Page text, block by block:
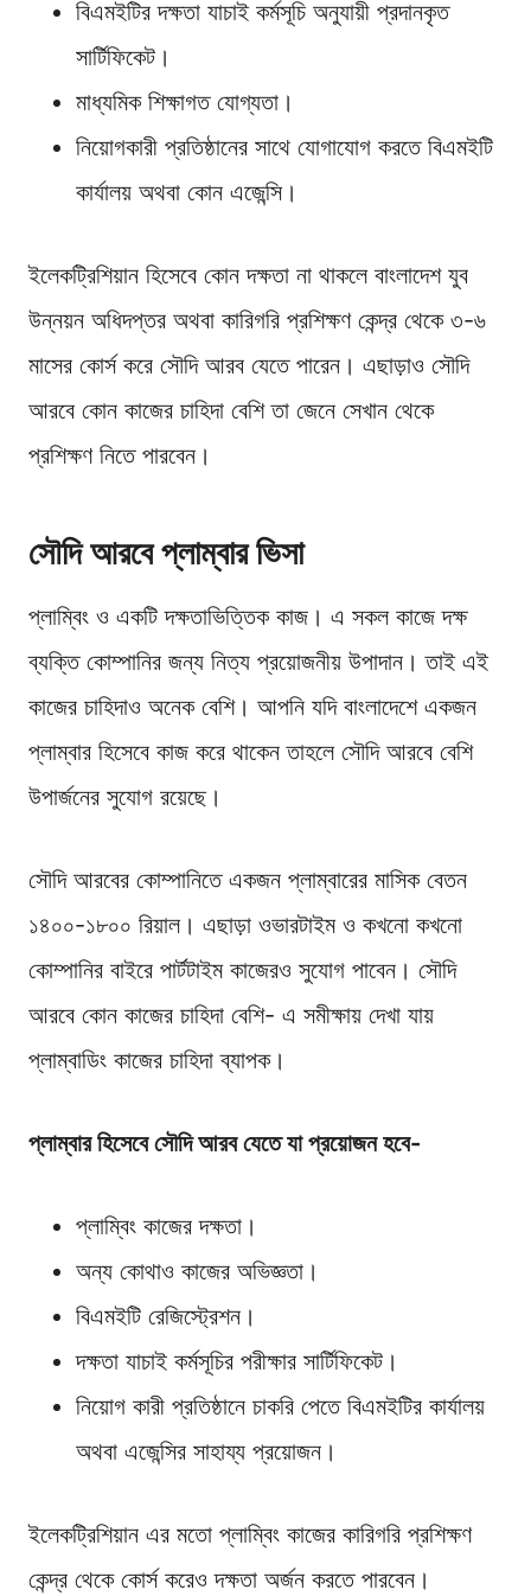
বিএমইটির দক্ষতা যাচাই কর্মসূচি অনুযায়ী প্রদানকৃত
সার্টিফিকেট।
মাধ্যমিক শিক্ষাগত যোগ্যতা।
নিয়োগকারী প্রতিষ্ঠানের সাথে যোগাযোগ করতে বিএমইটি
কার্যালয় অথবা কোন এজেন্সি।
ইলেকট্রিশিয়ান হিসেবে কোন দক্ষতা না থাকলে বাংলাদেশ যুব
উন্নয়ন অধিদপ্তর অথবা কারিগরি প্রশিক্ষণ কেন্দ্র থেকে ৩-৬
মাসের কোর্স করে সৌদি আরব যেতে পারেন। এছাড়াও সৌদি
আরবে কোন কাজের চাহিদা বেশি তা জেনে সেখান থেকে
প্রশিক্ষণ নিতে পারবেন।
সৌদি আরবে প্লাম্বার ভিসা
প্লাম্বিং ও একটি দক্ষতাভিত্তিক কাজ। এ সকল কাজে দক্ষ
ব্যক্তি কোম্পানির জন্য নিত্য প্রয়োজনীয় উপাদান। তাই এই
কাজের চাহিদাও অনেক বেশি। আপনি যদি বাংলাদেশে একজন
প্লাম্বার হিসেবে কাজ করে থাকেন তাহলে সৌদি আরবে বেশি
উপার্জনের সুযোগ রয়েছে।
সৌদি আরবের কোম্পানিতে একজন প্লাম্বারের মাসিক বেতন
১৪০০-১৮০০ রিয়াল। এছাড়া ওভারটাইম ও কখনো কখনো
কোম্পানির বাইরে পার্টটাইম কাজেরও সুযোগ পাবেন। সৌদি
আরবে কোন কাজের চাহিদা বেশি- এ সমীক্ষায় দেখা যায়
প্লাম্বাডিং কাজের চাহিদা ব্যাপক।
প্লাম্বার হিসেবে সৌদি আরব যেতে যা প্রয়োজন হবে-
প্লাম্বিং কাজের দক্ষতা।
অন্য কোথাও কাজের অভিজ্ঞতা।
বিএমইটি রেজিস্ট্রেশন।
দক্ষতা যাচাই কর্মসূচির পরীক্ষার সার্টিফিকেট।
নিয়োগ কারী প্রতিষ্ঠানে চাকরি পেতে বিএমইটির কার্যালয়
অথবা এজেন্সির সাহায্য প্রয়োজন।
ইলেকট্রিশিয়ান এর মতো প্লাম্বিং কাজের কারিগরি প্রশিক্ষণ
কেন্দ্র থেকে কোর্স করেও দক্ষতা অর্জন করতে পারবেন।